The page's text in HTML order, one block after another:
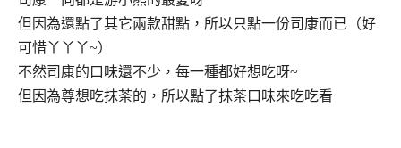
但因為還點了其它兩款甜點，所以只點一份司康而已（好
可惜丫丫丫~）
不然司康的口味還不少，每一種都好想吃呀~
但因為尊想吃抹茶的，所以點了抹茶口味來吃吃看